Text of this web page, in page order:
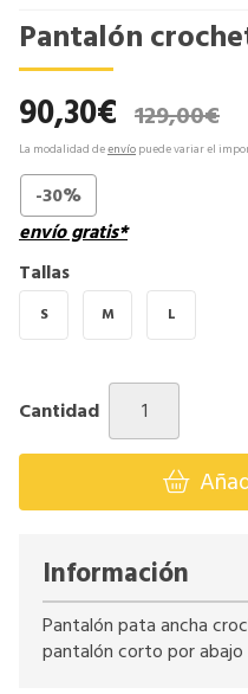
Pantalón
90,30€ 129,00€
La modalidad deenvío puede variar el
-30%
envío gratis*
Tallas
S M L
Cantidad
Información
Pantalón pata ancha
pantalón corto por abajo